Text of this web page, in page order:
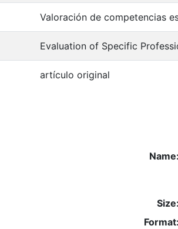
Valoración de competencias
Evaluation of Specific
artículo original
Name:
Size:
Format: